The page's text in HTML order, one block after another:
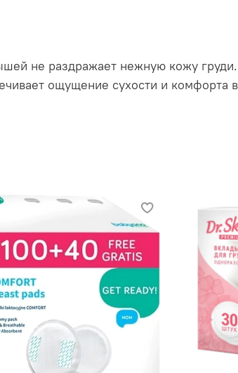
не раздражает нежную кожу
ощущение сухости и